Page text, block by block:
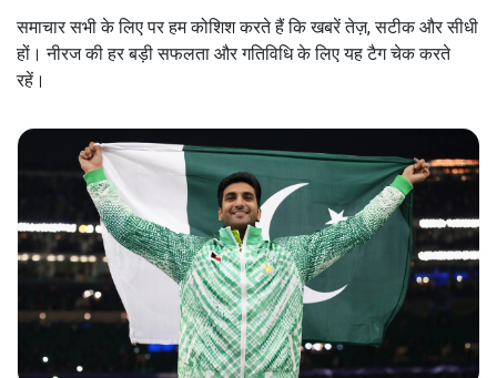
समाचार सभी के लिए पर हम कोशिश करते हैं कि खबरें तेज़, सटीक और सीधी
हों। नीरज की हर बड़ी सफलता और गतिविधि के लिए यह टैग चेक करते
रहें।